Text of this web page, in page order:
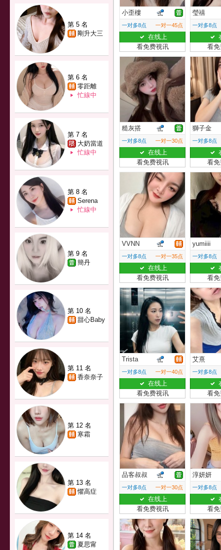
第 5 名
剛升大三
第 6 名
零距離
忙線中
第 7 名
大奶當道
忙線中
第 8 名
Serena
忙線中
第 9 名
簡丹
第 10 名
甜心Baby
第 11 名
香奈奈子
第 12 名
寒霜
第 13 名
懼高症
第 14 名
夏思甯
小歪樓
一对多8点 一对一45点
在线上
看免费视讯
瑩禧
一对多8点
看
糙灰搭
一对多8点 一对一30点
在线上
看免费视讯
獅子金
一对多8点
看
VVNN
一对多8点 一对一35点
在线上
看免费视讯
yumiiii
一对多8点
看
Trista
一对多8点 一对一40点
在线上
看免费视讯
艾熹
一对多8点
看
品客叔叔
一对多8点 一对一30点
在线上
看免费视讯
淳妍妍
一对多8点
看